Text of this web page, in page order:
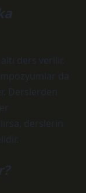
ders verilir.
da
Derslerden
derslerin